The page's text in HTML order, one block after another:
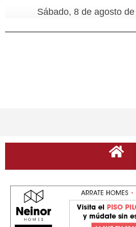
Sábado, 8 de agosto